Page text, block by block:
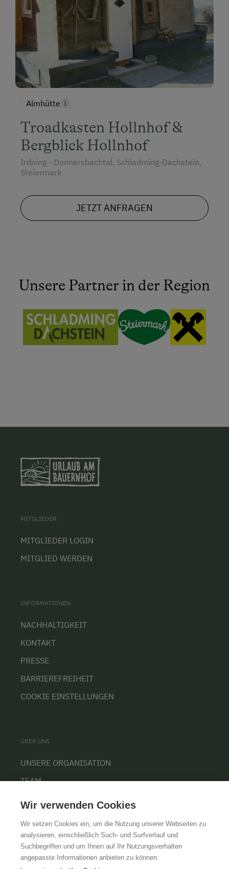
Almhütte
Troadkasten Hollnhof &
Bergblick Hollnhof
Irdning - Donnersbachtal, Schladming-Dachstein,
Steiermark
JETZT ANFRAGEN
Unsere Partner in der Region
MITGLIEDER
MITGLIEDER LOGIN
MITGLIED WERDEN
INFORMATIONEN
NACHHALTIGKEIT
KONTAKT
PRESSE
BARRIEREFREIHEIT
COOKIE EINSTELLUNGEN
ÜBER UNS
UNSERE ORGANISATION
TEAM
KARRIERE
AGBIMPRESSUMDATENSCHUTZ
Wir verwenden Cookies
Wir setzen Cookies ein, um die Nutzung unserer Webseiten zu
analysieren, einschließlich Such- und Surfverlauf und
Suchbegriffen und um Ihnen auf Ihr Nutzungsverhalten
angepasste Informationen anbieten zu können.